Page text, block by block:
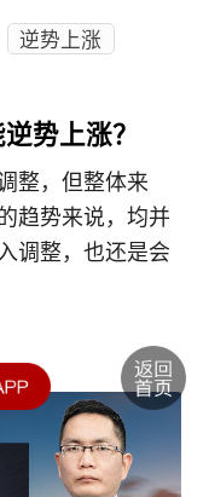
逆势上涨
势上涨？
整，但整体来
趋势来说，均并
调整，也还是会